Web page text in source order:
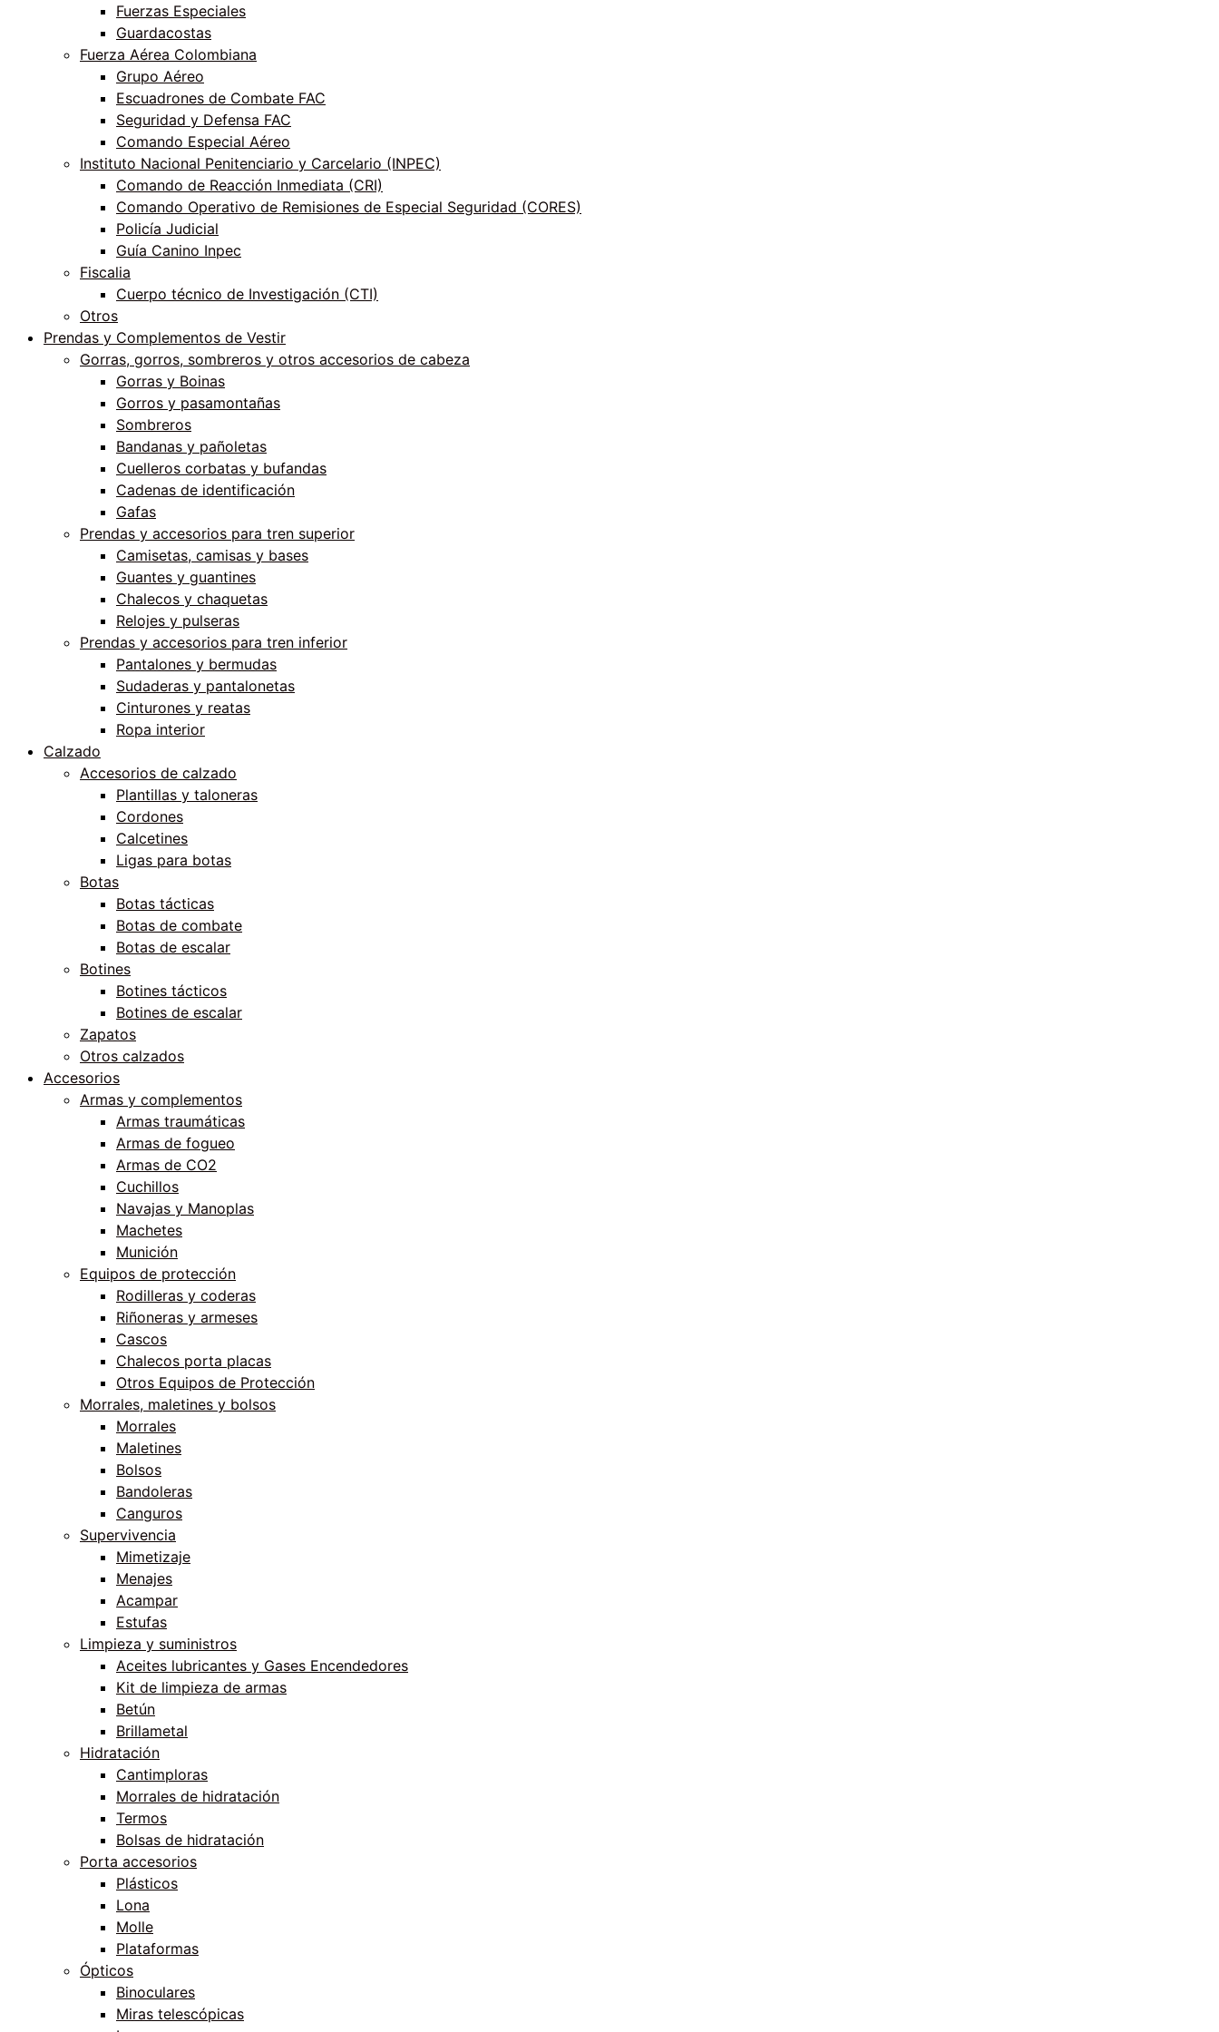
Fuerzas Especiales
Guardacostas
Fuerza Aérea Colombiana
Grupo Aéreo
Escuadrones de Combate FAC
Seguridad y Defensa FAC
Comando Especial Aéreo
Instituto Nacional Penitenciario y Carcelario (INPEC)
Comando de Reacción Inmediata (CRI)
Comando Operativo de Remisiones de Especial Seguridad (CORES)
Policía Judicial
Guía Canino Inpec
Fiscalia
Cuerpo técnico de Investigación (CTI)
Otros
Prendas y Complementos de Vestir
Gorras, gorros, sombreros y otros accesorios de cabeza
Gorras y Boinas
Gorros y pasamontañas
Sombreros
Bandanas y pañoletas
Cuelleros corbatas y bufandas
Cadenas de identificación
Gafas
Prendas y accesorios para tren superior
Camisetas, camisas y bases
Guantes y guantines
Chalecos y chaquetas
Relojes y pulseras
Prendas y accesorios para tren inferior
Pantalones y bermudas
Sudaderas y pantalonetas
Cinturones y reatas
Ropa interior
Calzado
Accesorios de calzado
Plantillas y taloneras
Cordones
Calcetines
Ligas para botas
Botas
Botas tácticas
Botas de combate
Botas de escalar
Botines
Botines tácticos
Botines de escalar
Zapatos
Otros calzados
Accesorios
Armas y complementos
Armas traumáticas
Armas de fogueo
Armas de CO2
Cuchillos
Navajas y Manoplas
Machetes
Munición
Equipos de protección
Rodilleras y coderas
Riñoneras y armeses
Cascos
Chalecos porta placas
Otros Equipos de Protección
Morrales, maletines y bolsos
Morrales
Maletines
Bolsos
Bandoleras
Canguros
Supervivencia
Mimetizaje
Menajes
Acampar
Estufas
Limpieza y suministros
Aceites lubricantes y Gases Encendedores
Kit de limpieza de armas
Betún
Brillametal
Hidratación
Cantimploras
Morrales de hidratación
Termos
Bolsas de hidratación
Porta accesorios
Plásticos
Lona
Molle
Plataformas
Ópticos
Binoculares
Miras telescópicas